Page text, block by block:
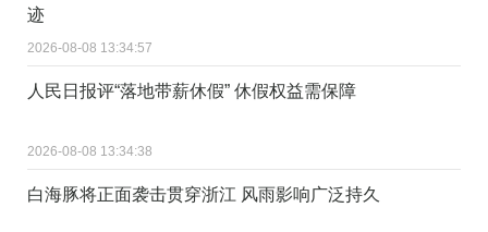
迹
2026-08-08 13:34:57
人民日报评“落地带薪休假” 休假权益需保障
2026-08-08 13:34:38
白海豚将正面袭击贯穿浙江 风雨影响广泛持久